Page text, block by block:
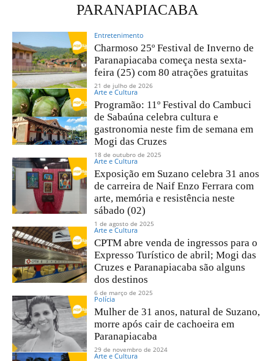
PARANAPIACABA
Entretenimento
Charmoso 25º Festival de Inverno de
Paranapiacaba começa nesta sexta-
feira (25) com 80 atrações gratuitas
21 de julho de 2026
Arte e Cultura
Programão: 11º Festival do Cambuci
de Sabaúna celebra cultura e
gastronomia neste fim de semana em
Mogi das Cruzes
18 de outubro de 2025
Arte e Cultura
Exposição em Suzano celebra 31 anos
de carreira de Naif Enzo Ferrara com
arte, memória e resistência neste
sábado (02)
1 de agosto de 2025
Arte e Cultura
CPTM abre venda de ingressos para o
Expresso Turístico de abril; Mogi das
Cruzes e Paranapiacaba são alguns
dos destinos
6 de março de 2025
Polícia
Mulher de 31 anos, natural de Suzano,
morre após cair de cachoeira em
Paranapiacaba
29 de novembro de 2024
Arte e Cultura